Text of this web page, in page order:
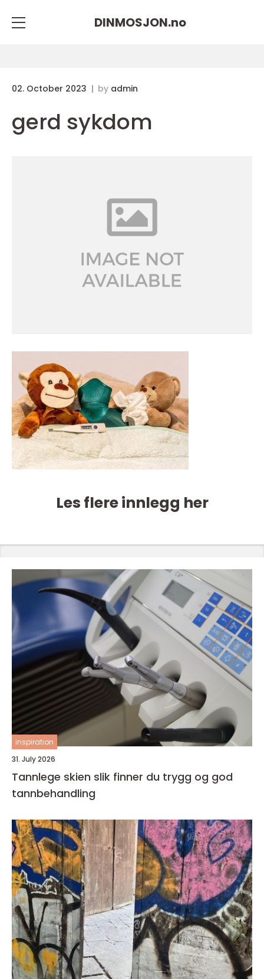
DINMOSJON.no
02. October 2023 by admin
gerd sykdom
Les flere innlegg her
inspiration
31. July 2026
Tannlege skien slik finner du trygg og god
tannbehandling